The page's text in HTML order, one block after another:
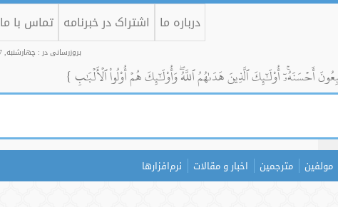
درباره ما اشتراک در خبرنامه تماس با ما
بروزرسانی در : چهارشنبه, 07 آبان 1399
أَحۡسَنَهُۥٓۚ أُوْلَٰٓئِكَ ٱلَّذِينَ هَدَىٰهُمُ ٱللَّهُۖ وَأُوْلَٰٓئِكَ هُمۡ أُوْلُواْ ٱلۡأَلۡبَٰبِ }
مولفین مترجمین اخبار و مقالات نرم‌افزارها